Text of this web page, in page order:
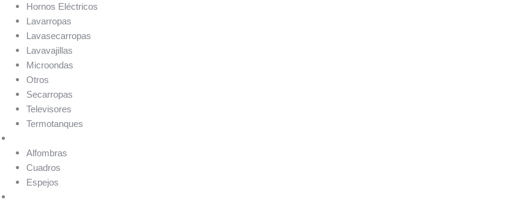
Hornos Eléctricos
Lavarropas
Lavasecarropas
Lavavajillas
Microondas
Otros
Secarropas
Televisores
Termotanques
Alfombras
Cuadros
Espejos